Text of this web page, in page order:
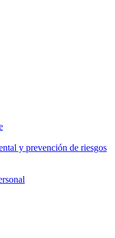
y prevención de riesgos